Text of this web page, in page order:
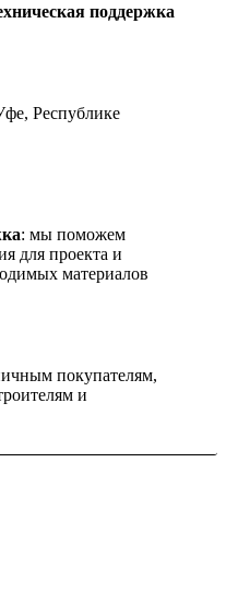
поддержка
Республике
: мы поможем
для проекта и
материалов
покупателям,
и